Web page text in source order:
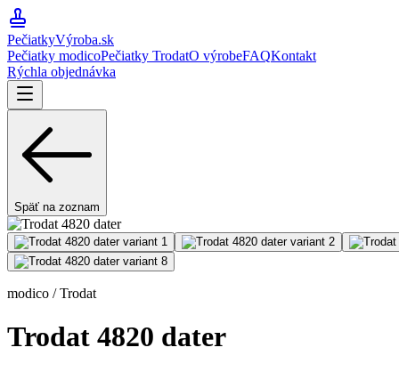
PečiatkyVýroba.sk
Pečiatky modicoPečiatky TrodatO výrobeFAQKontakt
Rýchla objednávka
Späť na zoznam
modico / Trodat
Trodat 4820 dater